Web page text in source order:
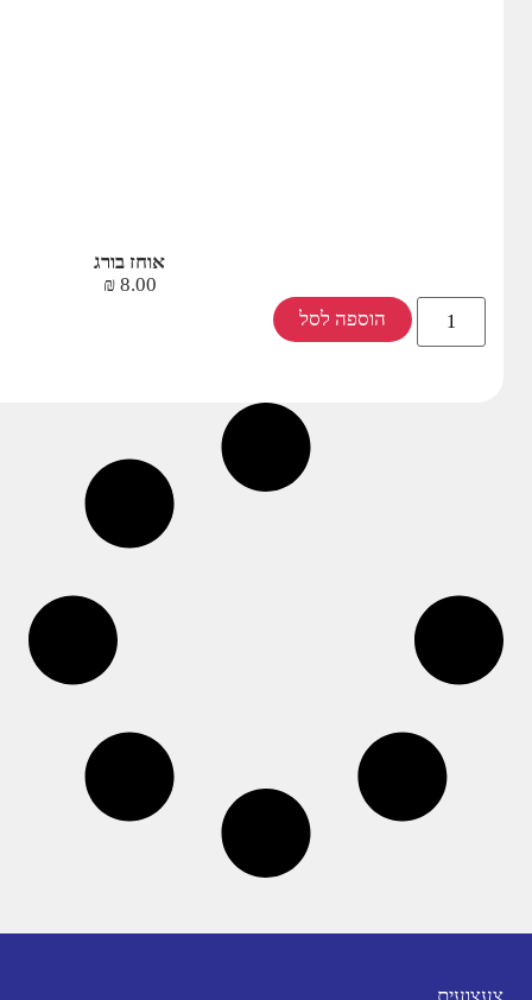
אוחז בורג
8.00
₪
הוספה לסל